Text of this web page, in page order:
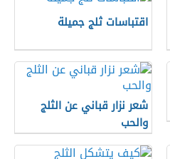
اقتباسات ثلج جميلة
شعر نزار قباني عن الثلج
والحب